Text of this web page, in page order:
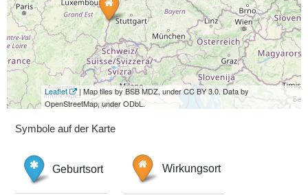
Leaflet
| Map tiles by BSB MDZ, under CC BY 3.0. Data by
OpenStreetMap, under ODbL.
Symbole auf der Karte
Geburtsort Wirkungsort